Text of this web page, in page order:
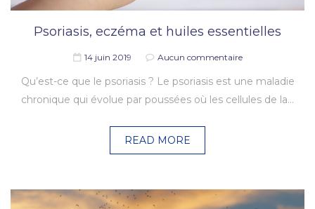
Psoriasis, eczéma et huiles essentielles
14 juin 2019 Aucun commentaire
Qu’est-ce que le psoriasis ? Le psoriasis est une maladie
chronique qui évolue par poussées où les cellules de la…
READ MORE